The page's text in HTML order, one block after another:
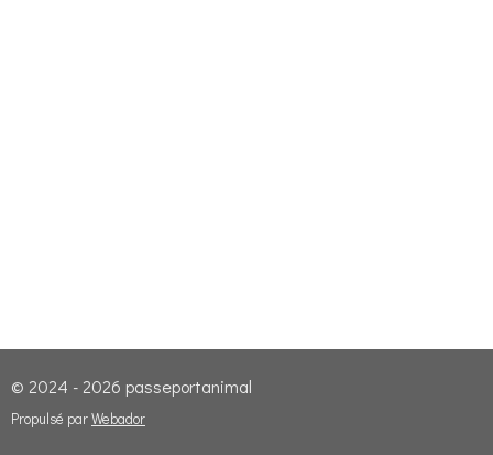
© 2024 - 2026 passeportanimal
Propulsé parWebador